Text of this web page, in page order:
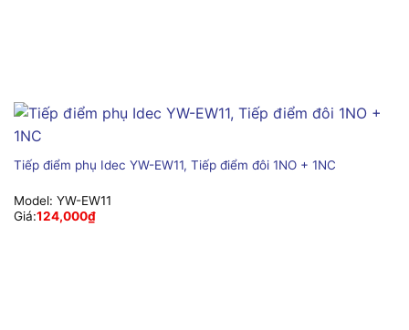
Tiếp điểm phụ Idec YW-EW11, Tiếp điểm đôi 1NO + 1NC
Model: YW-EW11
Giá:124,000₫